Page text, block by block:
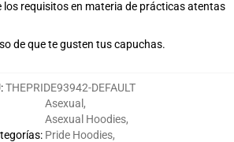
los requisitos en materia de prácticas atentas
de que te gusten tus capuchas.
:THEPRIDE93942-DEFAULT
:
Asexual ,
Asexual Hoodies,
Pride Hoodies,